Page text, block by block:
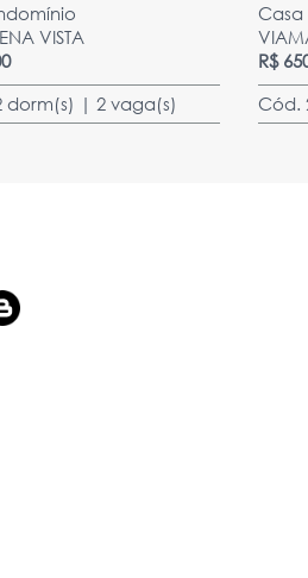
VISTA
dorm(s) | 2 vaga(s)
R$
Cód.